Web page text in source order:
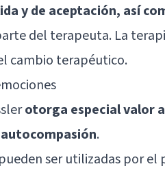
y de aceptación, así
del terapeuta. La
cambio terapéutico.
otorga especial valor
.
ser utilizadas por